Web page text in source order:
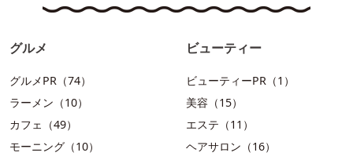
グルメ
グルメPR（74）
ラーメン（10）
カフェ（49）
モーニング（10）
ビューティー
ビューティーPR（1）
美容（15）
エステ（11）
ヘアサロン（16）